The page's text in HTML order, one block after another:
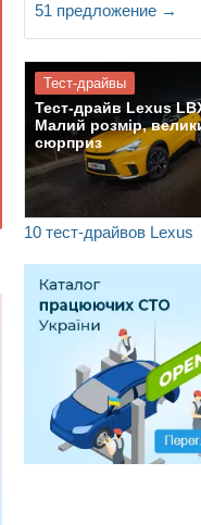
51 предложение →
10 тест-драйвов Lexus
Тест-драйвы
Тест-драйв Lexus
Малий розмір,
сюрприз